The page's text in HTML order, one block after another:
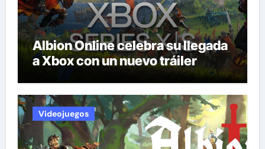
Albion Online celebra su llegada
a Xbox con un nuevo tráiler
Videojuegos